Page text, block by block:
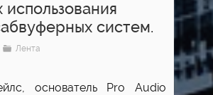
использования
систем.
Лента
основатель Pro Audio